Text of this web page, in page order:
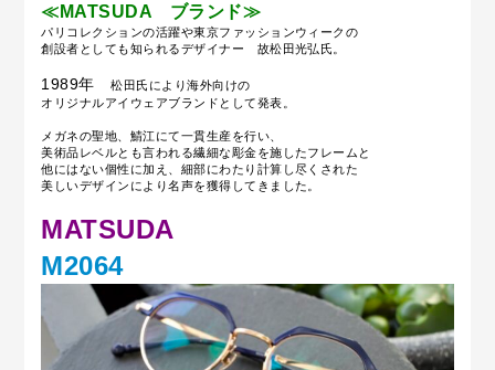
≪MATSUDA ブランド≫
パリコレクションの活躍や東京ファッションウィークの
創設者としても知られるデザイナー 故松田光弘氏。
1989年松田氏により海外向けの
オリジナルアイウェアブランドとして発表。
メガネの聖地、鯖江にて一貫生産を行い、
美術品レベルとも言われる繊細な彫金を施したフレームと
他にはない個性に加え、細部にわたり計算し尽くされた
美しいデザインにより名声を獲得してきました。
MATSUDA
M2064